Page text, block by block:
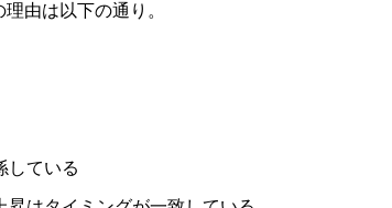
由は以下の通り。
している